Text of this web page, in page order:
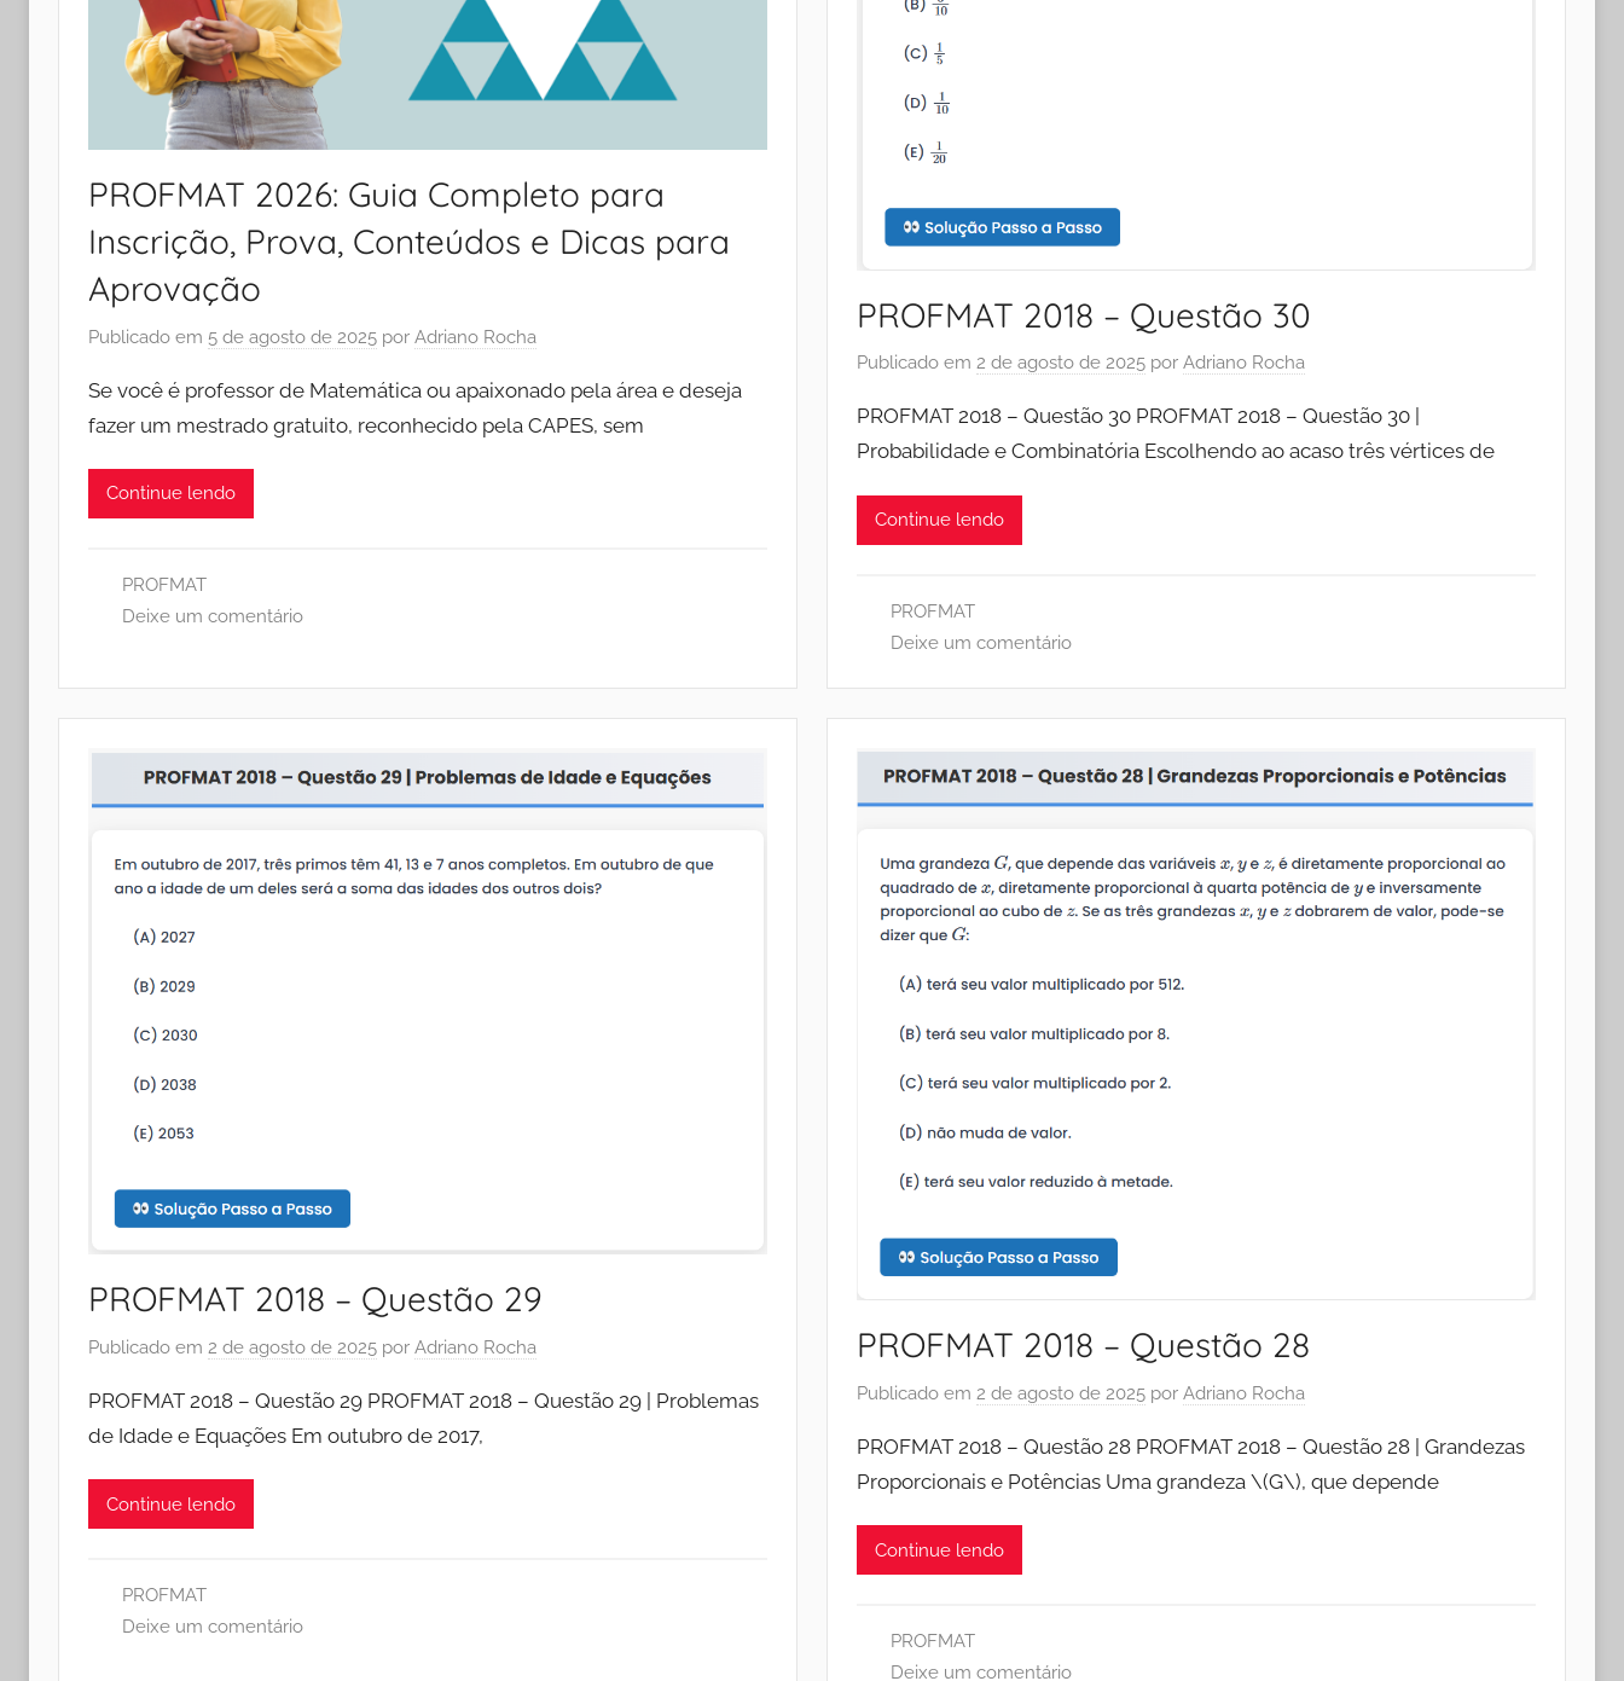
PROFMAT 2026: Guia Completo para
Inscrição, Prova, Conteúdos e Dicas para
Aprovação
Publicado em 5 de agosto de 2025 por Adriano Rocha
Se você é professor de Matemática ou apaixonado pela área e deseja
fazer um mestrado gratuito, reconhecido pela CAPES, sem
Continue lendo
PROFMAT
Deixe um comentário
PROFMAT 2018 – Questão 30
Publicado em 2 de agosto de 2025 por Adriano Rocha
PROFMAT 2018 – Questão 30 PROFMAT 2018 – Questão 30 |
Probabilidade e Combinatória Escolhendo ao acaso três vértices de
Continue lendo
PROFMAT
Deixe um comentário
PROFMAT 2018 – Questão 29
Publicado em 2 de agosto de 2025 por Adriano Rocha
PROFMAT 2018 – Questão 29 PROFMAT 2018 – Questão 29 | Problemas
de Idade e Equações Em outubro de 2017,
Continue lendo
PROFMAT
Deixe um comentário
PROFMAT 2018 – Questão 28
Publicado em 2 de agosto de 2025 por Adriano Rocha
PROFMAT 2018 – Questão 28 PROFMAT 2018 – Questão 28 | Grandezas
Proporcionais e Potências Uma grandeza \(G\), que depende
Continue lendo
PROFMAT
Deixe um comentário